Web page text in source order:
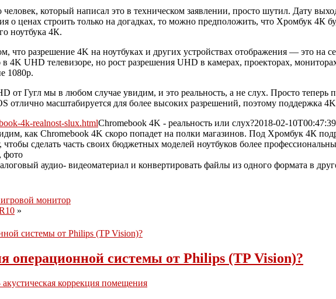
который написал это в техническом заявлении, просто шутил. Дату
о ценах строить только на догадках, то можно предположить, что Хромбук 4К
ноутбука 4К.
что разрешение 4K на ноутбуках и других устройствах отображения — это на
4K UHD телевизоре, но рост разрешения UHD в камерах, проекторах,
1080p.
от Гугл мы в любом случае увидим, и это реальность, а не слух. Просто теперь
отлично масштабируется для более высоких разрешений, поэтому поддержка
4k-realnost-slux.htmlChromebook 4K - реальность или слух?2018-02-
как Chromebook 4K скоро попадет на полки магазинов. Под Хромбук 4К
чтобы сделать часть своих бюджетных моделей ноутбуков более
фото
монитор
»
операционной системы от Philips (TP Vision)?